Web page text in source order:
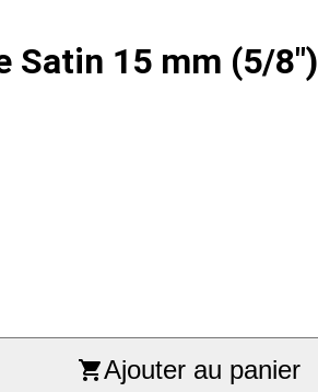
Satin 15 mm (5/8")
Ajouter au panier